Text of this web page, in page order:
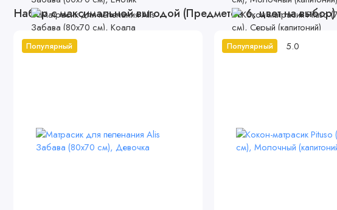
Набор с максимальной выгодой (Предметов 6, цвет на выбор)
Популярный Популярный 5.0